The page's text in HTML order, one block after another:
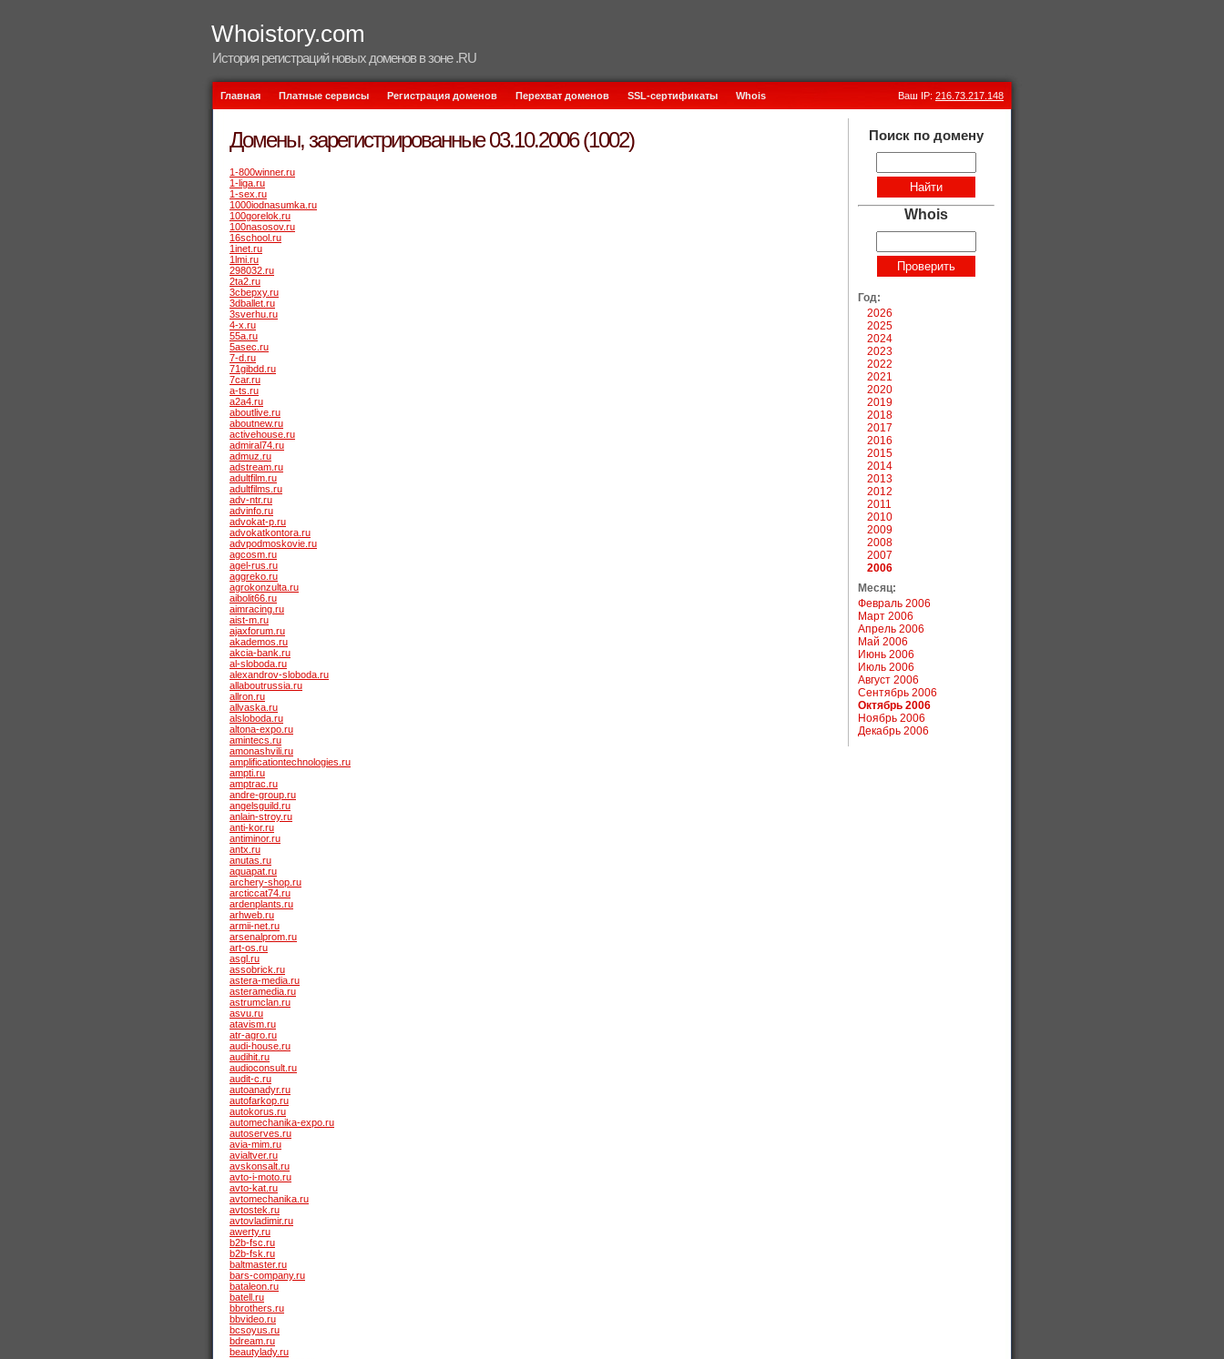
Whoistory.com
История регистраций новых доменов в зоне .RU
Главная Платные сервисы Регистрация доменов Перехват доменов SSL-сертификаты Whois Ваш IP: 216.73.217.148
Домены, зарегистрированные 03.10.2006 (1002)
1-800winner.ru
1-liga.ru
1-sex.ru
1000iodnasumka.ru
100gorelok.ru
100nasosov.ru
16school.ru
1inet.ru
1lmi.ru
298032.ru
2ta2.ru
3cbepxy.ru
3dballet.ru
3sverhu.ru
4-x.ru
55a.ru
5asec.ru
7-d.ru
71gibdd.ru
7car.ru
a-ts.ru
a2a4.ru
aboutlive.ru
aboutnew.ru
activehouse.ru
admiral74.ru
admuz.ru
adstream.ru
adultfilm.ru
adultfilms.ru
adv-ntr.ru
advinfo.ru
advokat-p.ru
advokatkontora.ru
advpodmoskovie.ru
agcosm.ru
agel-rus.ru
aggreko.ru
agrokonzulta.ru
aibolit66.ru
aimracing.ru
aist-m.ru
ajaxforum.ru
akademos.ru
akcia-bank.ru
al-sloboda.ru
alexandrov-sloboda.ru
allaboutrussia.ru
allron.ru
allvaska.ru
alsloboda.ru
altona-expo.ru
amintecs.ru
amonashvili.ru
amplificationtechnologies.ru
ampti.ru
amptrac.ru
andre-group.ru
angelsguild.ru
anlain-stroy.ru
anti-kor.ru
antiminor.ru
antx.ru
anutas.ru
aquapat.ru
archery-shop.ru
arcticcat74.ru
ardenplants.ru
arhweb.ru
armii-net.ru
arsenalprom.ru
art-os.ru
asgl.ru
assobrick.ru
astera-media.ru
asteramedia.ru
astrumclan.ru
asvu.ru
atavism.ru
atr-agro.ru
audi-house.ru
audihit.ru
audioconsult.ru
audit-c.ru
autoanadyr.ru
autofarkop.ru
autokorus.ru
automechanika-expo.ru
autoserves.ru
avia-mim.ru
avialtver.ru
avskonsalt.ru
avto-i-moto.ru
avto-kat.ru
avtomechanika.ru
avtostek.ru
avtovladimir.ru
awerty.ru
b2b-fsc.ru
b2b-fsk.ru
baltmaster.ru
bars-company.ru
bataleon.ru
batell.ru
bbrothers.ru
bbvideo.ru
bcsoyus.ru
bdream.ru
beautylady.ru
Поиск по домену
Whois
Год:
2026
2025
2024
2023
2022
2021
2020
2019
2018
2017
2016
2015
2014
2013
2012
2011
2010
2009
2008
2007
2006
Месяц:
Февраль 2006
Март 2006
Апрель 2006
Май 2006
Июнь 2006
Июль 2006
Август 2006
Сентябрь 2006
Октябрь 2006
Ноябрь 2006
Декабрь 2006